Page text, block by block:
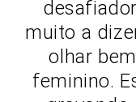
muito a
olhar
feminino.